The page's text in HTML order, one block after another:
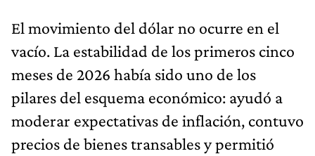
El movimiento del dólar no ocurre en el
vacío. La estabilidad de los primeros cinco
meses de 2026 había sido uno de los
pilares del esquema económico: ayudó a
moderar expectativas de inflación, contuvo
precios de bienes transables y permitió